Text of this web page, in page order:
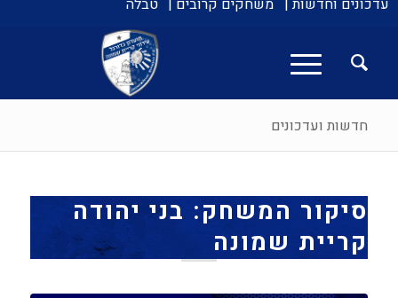
עדכונים וחדשות | משחקים קרובים | טבלה
חדשות ועדכונים
סיקור המשחק: בני יהודה
קריית שמונה